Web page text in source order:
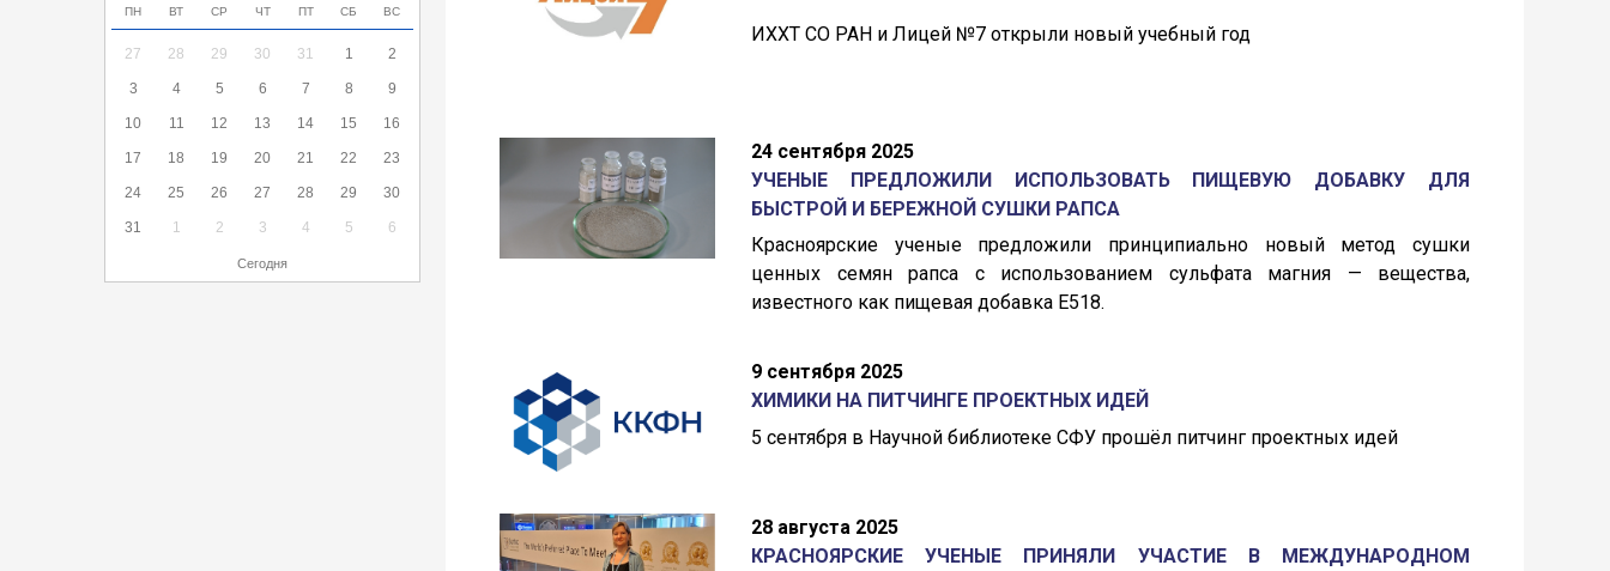
ПН ВТ СР ЧТ ПТ СБ ВС
27 28 29 30 31 1 2
3 4 5 6 7 8 9
10 11 12 13 14 15 16
17 18 19 20 21 22 23
24 25 26 27 28 29 30
31 1 2 3 4 5 6
Сегодня
ИХХТ СО РАН и Лицей №7 открыли новый учебный год
24 сентября 2025
УЧЕНЫЕ ПРЕДЛОЖИЛИ ИСПОЛЬЗОВАТЬ ПИЩЕВУЮ ДОБАВКУ ДЛЯ
БЫСТРОЙ И БЕРЕЖНОЙ СУШКИ РАПСА
Красноярские ученые предложили принципиально новый метод сушки
ценных семян рапса с использованием сульфата магния — вещества,
известного как пищевая добавка E518.
9 сентября 2025
ХИМИКИ НА ПИТЧИНГЕ ПРОЕКТНЫХ ИДЕЙ
5 сентября в Научной библиотеке СФУ прошёл питчинг проектных идей
28 августа 2025
КРАСНОЯРСКИЕ УЧЕНЫЕ ПРИНЯЛИ УЧАСТИЕ В МЕЖДУНАРОДНОМ